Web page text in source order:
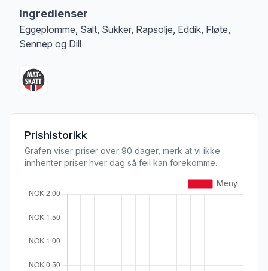
Ingredienser
Eggeplomme, Salt, Sukker, Rapsolje, Eddik, Fløte,
Sennep og Dill
Prishistorikk
Grafen viser priser over 90 dager, merk at vi ikke
innhenter priser hver dag så feil kan forekomme.